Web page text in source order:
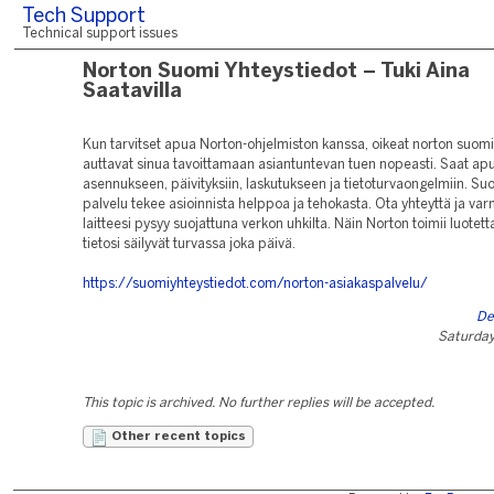
Tech Support
Technical support issues
Norton Suomi Yhteystiedot – Tuki Aina
Saatavilla
Kun tarvitset apua Norton-ohjelmiston kanssa, oikeat norton
auttavat sinua tavoittamaan asiantuntevan tuen nopeasti. Saat
asennukseen, päivityksiin, laskutukseen ja tietoturvaongelmiin.
palvelu tekee asioinnista helppoa ja tehokasta. Ota yhteyttä ja
laitteesi pysyy suojattuna verkon uhkilta. Näin Norton toimii
tietosi säilyvät turvassa joka päivä.
https://suomiyhteystiedot.com/norton-asiakaspalvelu/
This topic is archived. No further replies will be accepted.
Other recent topics